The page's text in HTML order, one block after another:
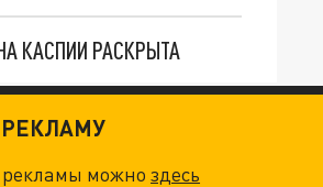
КАСПИИ РАСКРЫТА
рекламы можноздесь